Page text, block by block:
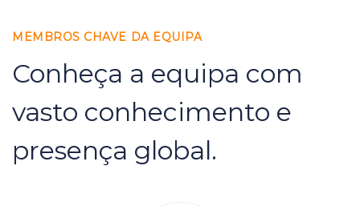
MEMBROS CHAVE DA EQUIPA
Conheça a equipa com
vasto conhecimento e
presença global.